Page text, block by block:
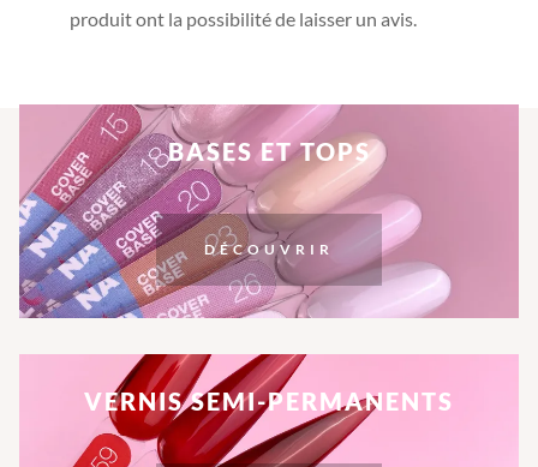
produit ont la possibilité de laisser un avis.
BASES ET TOPS
DÉCOUVRIR
VERNIS SEMI-PERMANENTS